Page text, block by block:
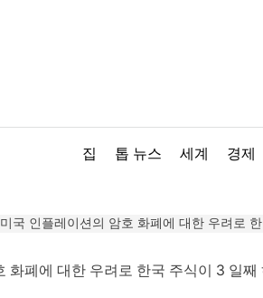
집
톱 뉴스 세계 경제
미국 인플레이션의 암호 화폐에 대한 우려로